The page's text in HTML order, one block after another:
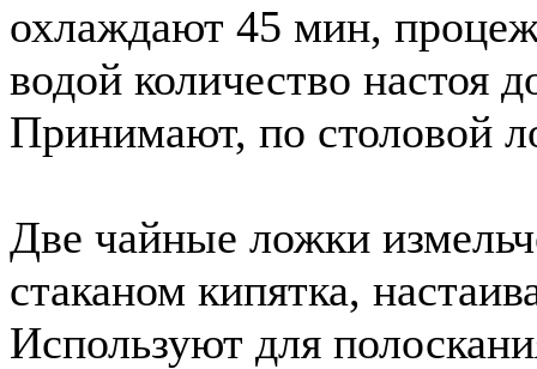
охлаждают 45 мин,
водой количество настоя
Принимают, по столовой
Две чайные ложки
стаканом кипятка,
Используют для